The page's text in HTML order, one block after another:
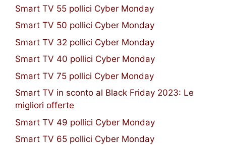
Smart TV 55 pollici Cyber Monday
Smart TV 50 pollici Cyber Monday
Smart TV 32 pollici Cyber Monday
Smart TV 40 pollici Cyber Monday
Smart TV 75 pollici Cyber Monday
Smart TV in sconto al Black Friday 2023: Le
migliori offerte
Smart TV 49 pollici Cyber Monday
Smart TV 65 pollici Cyber Monday